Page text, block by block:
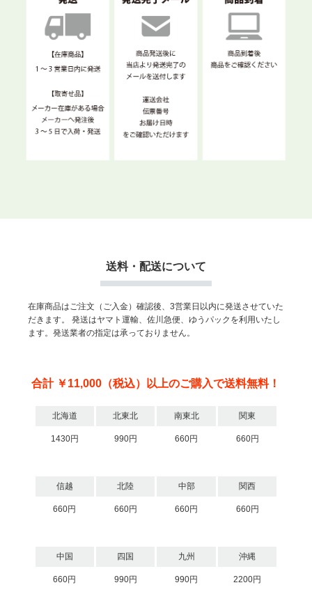
送料・配送について
在庫商品はご注文（ご入金）確認後、3営業日以内に発送させていた
だきます。
発送はヤマト運輸、佐川急便、ゆうパックを利用いたし
ます。発送業者の指定は承っておりません。
合計 ￥11,000（税込）以上のご購入で送料無料！
北海道 北東北 南東北 関東
1430円 990円 660円 660円
信越 北陸 中部 関西
660円 660円 660円 660円
中国 四国 九州 沖縄
660円 990円 990円 2200円